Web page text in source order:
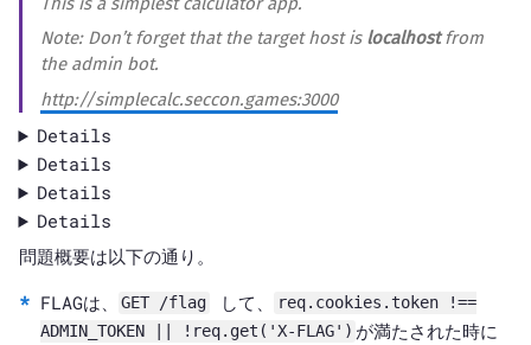
Note: Don’t forget that the target host is localhostfrom
the admin bot.
http://simplecalc.seccon.games:3000
Details
Details
Details
Details
問題概要は以下の通り。
FLAGは、 GET /flag して、
req.cookies.token !==
ADMIN_TOKEN || !req.get('X-FLAG') が満たされた時に